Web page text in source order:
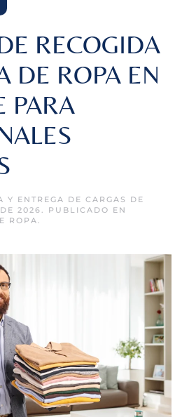
RECOGIDA
DE ROPA EN
PARA
Y ENTREGA DE CARGAS DE
2026
. PUBLICADO EN
ROPA